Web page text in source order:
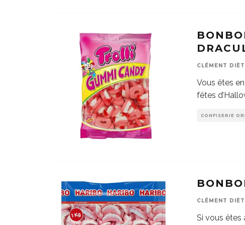
CLÉMENT
Vous êtes
fêtes
CONFISERIE
CLÉMENT
Si vous êtes